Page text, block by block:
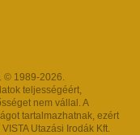
© 1989-2026.
teljességéért,
nem vállal. A
tartalmazhatnak, ezért
Utazási Irodák Kft.